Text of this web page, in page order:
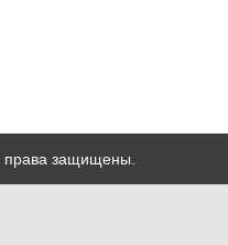
права защищены.